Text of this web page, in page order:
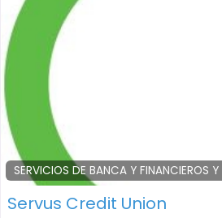
SERVICIOS DE BANCA Y FINANCIEROS Y
Servus Credit Union